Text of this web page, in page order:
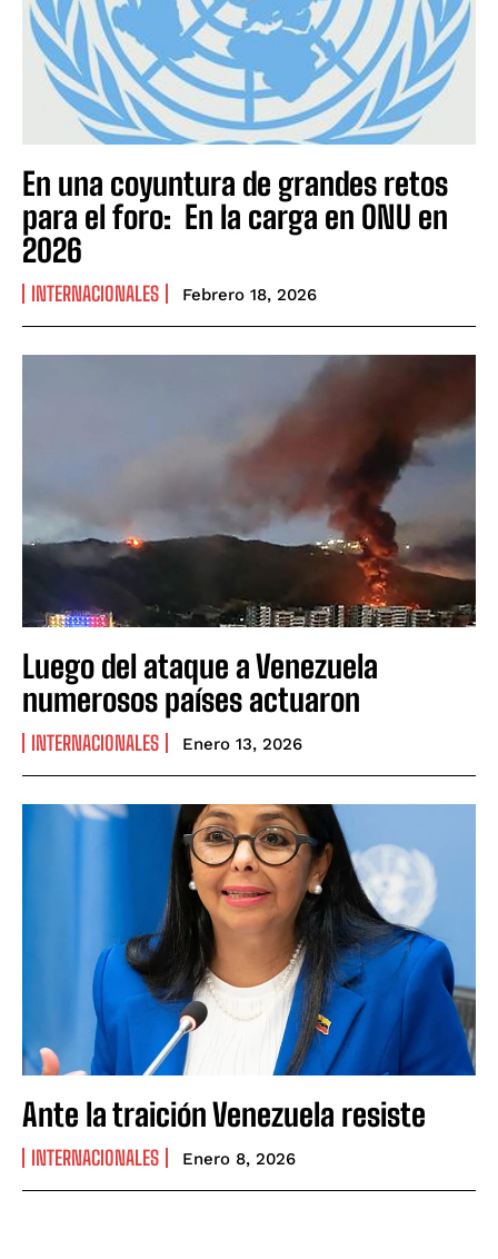
En una coyuntura de grandes retos
para el foro: En la carga en ONU en
2026
INTERNACIONALES Febrero 18, 2026
Luego del ataque a Venezuela
numerosos países actuaron
INTERNACIONALES Enero 13, 2026
Ante la traición Venezuela resiste
INTERNACIONALES Enero 8, 2026